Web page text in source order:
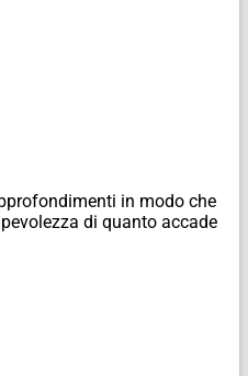
in modo che
di quanto accade